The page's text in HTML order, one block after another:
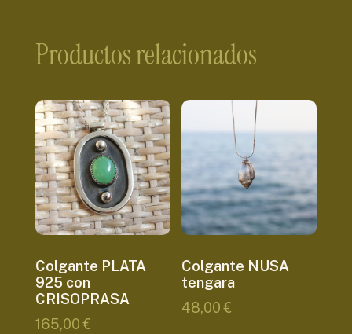
Productos relacionados
Colgante PLATA
925 con
CRISOPRASA
165,00€
Colgante NUSA
tengara
48,00€